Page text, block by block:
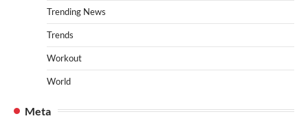
Trending News
Trends
Workout
World
Meta